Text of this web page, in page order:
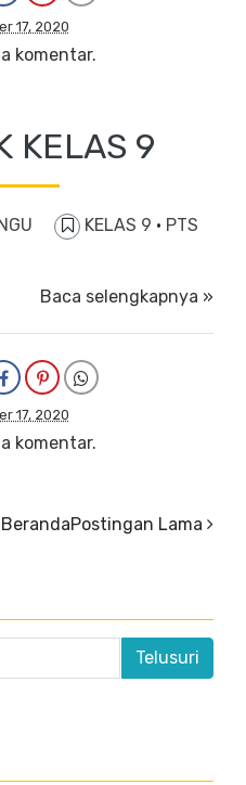
17, 2020
komentar.
KELAS 9
KELAS 9 · PTS
Baca selengkapnya »
17, 2020
komentar.
Postingan Lama
Beranda